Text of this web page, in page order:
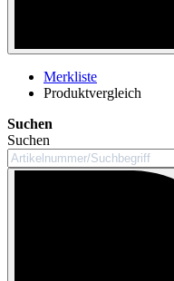
Merkliste
Produktvergleich
Suchen
Suchen